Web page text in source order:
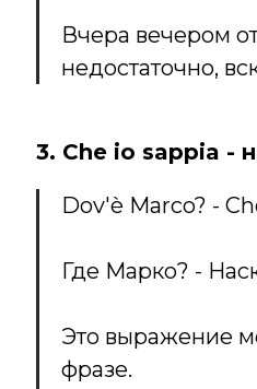
Вчера вечером
недостаточно,
3. Che io sappia -
Dov'è Marco? -
Где Марко? -
Это выражение
фразе.